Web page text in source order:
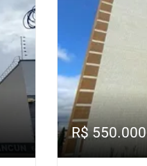
R$ 550.000